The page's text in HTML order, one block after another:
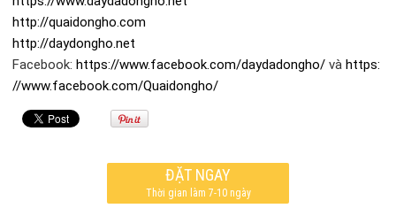
http://quaidongho.com
http://daydongho.net
Facebook:https://www.facebook.com/daydadongho/ vàhttps:
//www.facebook.com/Quaidongho/
ĐẶT NGAY
Thời gian làm 7-10 ngày